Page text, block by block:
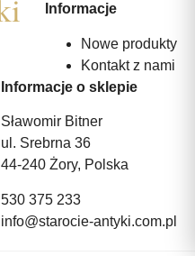
Informacje
Nowe produkty
Kontakt z nami
Informacje o sklepie
Sławomir Bitner
ul. Srebrna 36
44-240 Żory, Polska
530 375 233
info@starocie-antyki.com.pl